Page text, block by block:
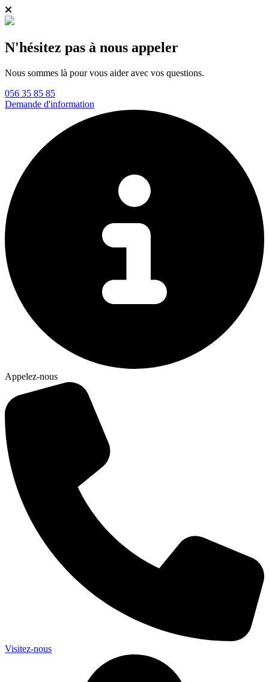
N'hésitez pas à nous appeler
Nous sommes là pour vous aider avec vos questions.
056 35 85 85
Demande d'information
Appelez-nous
Visitez-nous